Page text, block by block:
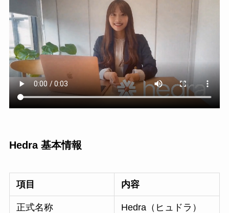
Hedra 基本情報
項目 内容
正式名称 Hedra（ヒュドラ）